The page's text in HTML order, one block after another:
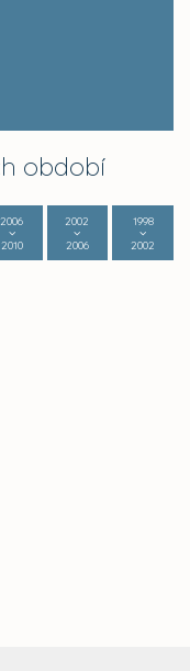
období
2006
2010
2002
2006
1998
2002